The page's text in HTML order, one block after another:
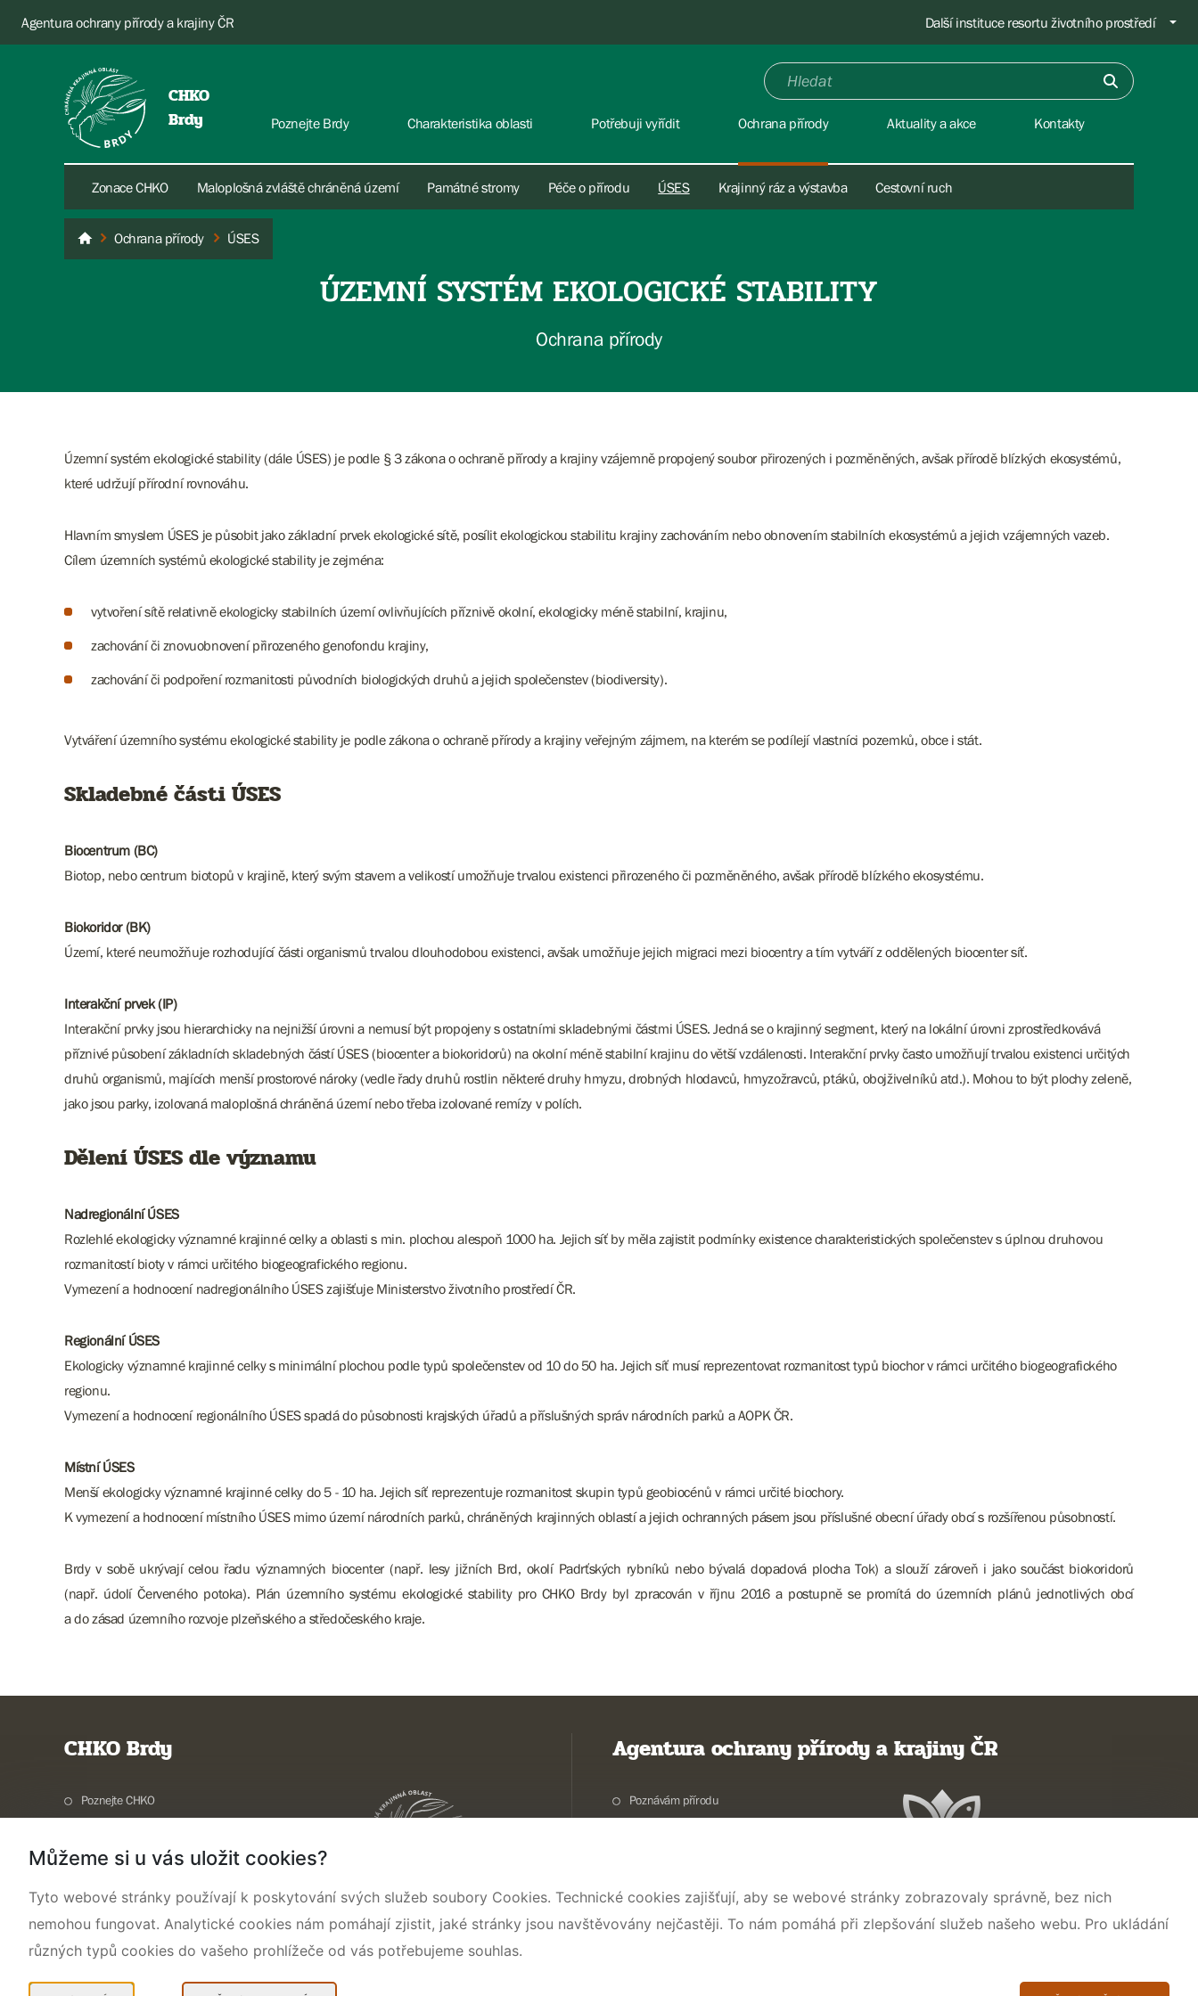
Agentura ochrany přírody a krajiny ČR Další instituce resortu životního prostředí
CHKO
Brdy
Poznejte Brdy Charakteristika oblasti Potřebuji vyřídit Ochrana přírody
Zonace CHKO Maloplošná zvláště chráněná území Památné stromy Péče o přírodu ÚSES Krajinný ráz a výstavba Cestovní ruch
Aktuality a akce Kontakty
BrdyOchrana přírody ÚSES
ÚZEMNÍ SYSTÉM EKOLOGICKÉ STABILITY
Ochrana přírody
Územní systém ekologické stability (dále ÚSES) je podle § 3 zákona o ochraně přírody a krajiny vzájemně propojený soubor přirozených i pozměněných, avšak přírodě blízkých ekosystémů,
které udržují přírodní rovnováhu.
Hlavním smyslem ÚSES je působit jako základní prvek ekologické sítě, posílit ekologickou stabilitu krajiny zachováním nebo obnovením stabilních ekosystémů a jejich vzájemných vazeb.
Cílem územních systémů ekologické stability je zejména:
vytvoření sítě relativně ekologicky stabilních území ovlivňujících příznivě okolní, ekologicky méně stabilní, krajinu,
zachování či znovuobnovení přirozeného genofondu krajiny,
zachování či podpoření rozmanitosti původních biologických druhů a jejich společenstev (biodiversity).
Vytváření územního systému ekologické stability je podle zákona o ochraně přírody a krajiny veřejným zájmem, na kterém se podílejí vlastníci pozemků, obce i stát.
Skladebné části ÚSES
Biocentrum (BC)
Biotop, nebo centrum biotopů v krajině, který svým stavem a velikostí umožňuje trvalou existenci přirozeného či pozměněného, avšak přírodě blízkého ekosystému.
Biokoridor (BK)
Území, které neumožňuje rozhodující části organismů trvalou dlouhodobou existenci, avšak umožňuje jejich migraci mezi biocentry a tím vytváří z oddělených biocenter síť.
Interakční prvek (IP)
Interakční prvky jsou hierarchicky na nejnižší úrovni a nemusí být propojeny s ostatními skladebnými částmi ÚSES. Jedná se o krajinný segment, který na lokální úrovni zprostředkovává
příznivé působení základních skladebných částí ÚSES (biocenter a biokoridorů) na okolní méně stabilní krajinu do větší vzdálenosti. Interakční prvky často umožňují trvalou existenci určitých
druhů organismů, majících menší prostorové nároky (vedle řady druhů rostlin některé druhy hmyzu, drobných hlodavců, hmyzožravců, ptáků, obojživelníků atd.). Mohou to být plochy zeleně,
jako jsou parky, izolovaná maloplošná chráněná území nebo třeba izolované remízy v polích.
Dělení ÚSES dle významu
Nadregionální ÚSES
Rozlehlé ekologicky významné krajinné celky a oblasti s min. plochou alespoň 1000 ha. Jejich síť by měla zajistit podmínky existence charakteristických společenstev s úplnou druhovou
rozmanitostí bioty v rámci určitého biogeografického regionu.
Vymezení a hodnocení nadregionálního ÚSES zajišťuje Ministerstvo životního prostředí ČR.
Regionální ÚSES
Ekologicky významné krajinné celky s minimální plochou podle typů společenstev od 10 do 50 ha. Jejich síť musí reprezentovat rozmanitost typů biochor v rámci určitého biogeografického
regionu.
Vymezení a hodnocení regionálního ÚSES spadá do působnosti krajských úřadů a příslušných správ národních parků a AOPK ČR.
Místní ÚSES
Menší ekologicky významné krajinné celky do 5 - 10 ha. Jejich síť reprezentuje rozmanitost skupin typů geobiocénů v rámci určité biochory.
K vymezení a hodnocení místního ÚSES mimo území národních parků, chráněných krajinných oblastí a jejich ochranných pásem jsou příslušné obecní úřady obcí s rozšířenou působností.
Brdy v sobě ukrývají celou řadu významných biocenter (např. lesy jižních Brd, okolí Padrťských rybníků nebo bývalá dopadová plocha Tok) a slouží zároveň i jako součást biokoridorů
(např. údolí Červeného potoka). Plán územního systému ekologické stability pro CHKO Brdy byl zpracován v říjnu 2016 a postupně se promítá do územních plánů jednotlivých obcí
a do zásad územního rozvoje plzeňského a středočeského kraje.
CHKO Brdy
Poznejte CHKO
Ochrana přírody
Aktuality a akce
Kontakty
Agentura ochrany přírody a krajiny ČR
Poznávám přírodu
Dokumentujeme přírodu
O nás
Můžeme si u vás uložit cookies?
Tyto webové stránky používají k poskytování svých služeb soubory Cookies. Technické cookies zajišťují, aby se webové stránky zobrazovaly správně, bez nich
nemohou fungovat. Analytické cookies nám pomáhají zjistit, jaké stránky jsou navštěvovány nejčastěji. To nám pomáhá při zlepšování služeb našeho webu. Pro ukládání
různých typů cookies do vašeho prohlížeče od vás potřebujeme souhlas.